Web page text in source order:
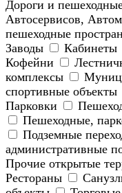
Дороги и
Автосервисов,
пешеходные
Заводы
Кабинеты
Кофейни
комплексы
спортивные объекты
Парковки
Пешеходные,
Подземные
административные
Прочие открытые
Рестораны